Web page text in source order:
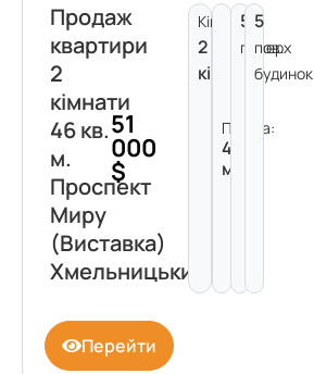
Продаж
квартири
2
кімнати
46 кв.
м.
Проспект
Миру
(Виставка)
Хмельницький
51
000
$
Кімнат:
2
кімнати
Площа:
46
м²
5
поверх
5
пов.
будинок
Перейти